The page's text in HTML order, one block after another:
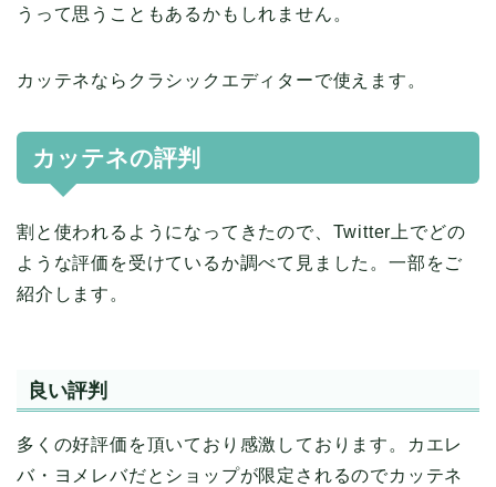
うって思うこともあるかもしれません。
カッテネならクラシックエディターで使えます。
カッテネの評判
割と使われるようになってきたので、Twitter上でどの
ような評価を受けているか調べて見ました。一部をご
紹介します。
良い評判
多くの好評価を頂いており感激しております。カエレ
バ・ヨメレバだとショップが限定されるのでカッテネ